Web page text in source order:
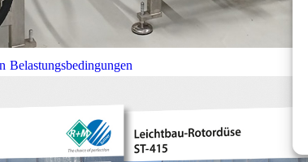
Belastungsbedingungen